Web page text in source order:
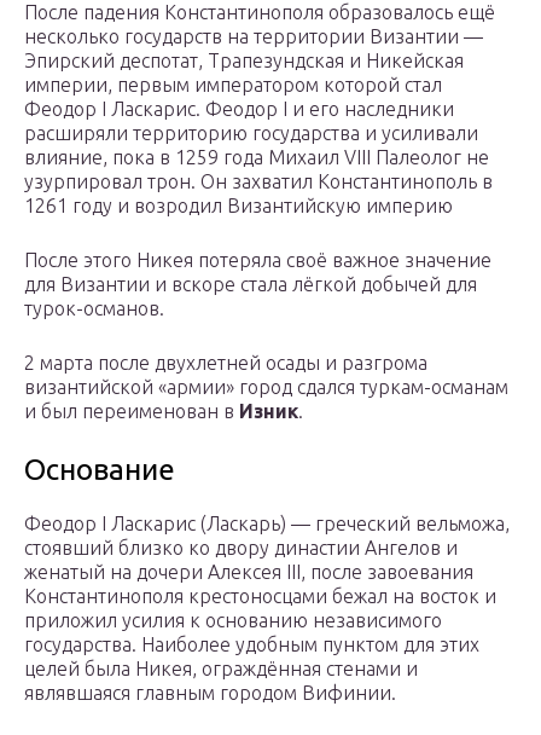
После падения Константинополя образовалось ещё
несколько государств на территории Византии —
Эпирский деспотат, Трапезундская и Никейская
империи, первым императором которой стал
Феодор I Ласкарис. Феодор I и его наследники
расширяли территорию государства и усиливали
влияние, пока в 1259 года Михаил VIII Палеолог не
узурпировал трон. Он захватил Константинополь в
1261 году и возродил Византийскую империю
После этого Никея потеряла своё важное значение
для Византии и вскоре стала лёгкой добычей для
турок-османов.
2 марта после двухлетней осады и разгрома
византийской «армии» город сдался туркам-османам
и был переименован в Изник.
Основание
Феодор I Ласкарис (Ласкарь) — греческий вельможа,
стоявший близко ко двору династии Ангелов и
женатый на дочери Алексея III, после завоевания
Константинополя крестоносцами бежал на восток и
приложил усилия к основанию независимого
государства. Наиболее удобным пунктом для этих
целей была Никея, ограждённая стенами и
являвшаяся главным городом Вифинии.